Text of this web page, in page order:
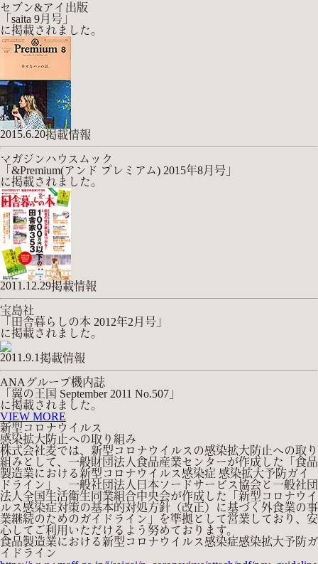
セブン&アイ出版
「saita 9月号」
に掲載されました。
2015.6.20掲載情報
マガジンハウスムック
「&Premium(アンド プレミアム) 2015年8月号」
に掲載されました。
2011.12.29掲載情報
宝島社
「田舎暮らしの本 2012年2月号」
に掲載されました。
2011.9.1掲載情報
ANAグループ機内誌
「翼の王国 September 2011 No.507」
に掲載されました。
VIEW MORE
新型コロナウイルス
感染拡大防止への取り組み
株式会社麦では、新型コロナウイルスの感染拡大防止への取り
組みとして、一般財団法人食品産業センターが作成した「食品
製造業における新型コロナウイルス感染症 感染拡大予防ガイ
ドライン」、一般社団法人日本フードサービス協会と一般社団
法人全国生活衛生同業組合中央会が作成した「新型コロナウイ
ルス感染症対策の基本的対処方針（改正）に基づく外食業の事
業継続のためのガイドライン」を準拠として営業しており、安
心してご利用いただけるよう努めております。
食品製造業における新型コロナウイルス感染症感染拡大予防ガ
イドライン